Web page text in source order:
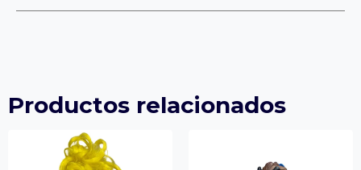
Productos relacionados